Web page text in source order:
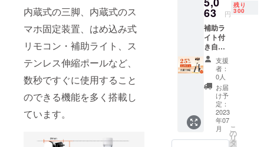
内蔵式の三脚、内蔵式のス
マホ固定装置、はめ込み式
リモコン・補助ライト、ス
テンレス伸縮ポールなど、
数秒ですぐに使用すること
のできる機能を多く搭載し
ています。
thリモ
コン*1
63 円
残り
300
補助ラ
イト付
き自撮
り棒
「TOK
L15」
１セッ
ト内
容：
TOKQI
L15本体
*1 ケー
支援
者：
0人
お届
け予
定：
2023
年07
月
こ
の
リ
タ